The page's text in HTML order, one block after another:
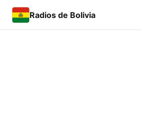
Radios de Bolivia